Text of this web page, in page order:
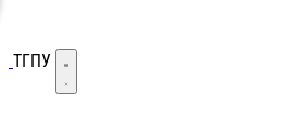
ТГПУ Открыть меню